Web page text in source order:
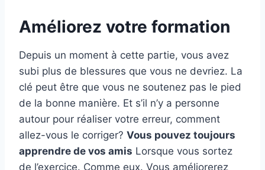
Améliorez votre formation
Depuis un moment à cette partie, vous avez
subi plus de blessures que vous ne devriez. La
clé peut être que vous ne soutenez pas le pied
de la bonne manière. Et s’il n’y a personne
autour pour réaliser votre erreur, comment
allez-vous le corriger? Vous pouvez toujours
apprendre de vos amis Lorsque vous sortez
de l’exercice. Comme eux. Vous améliorerez